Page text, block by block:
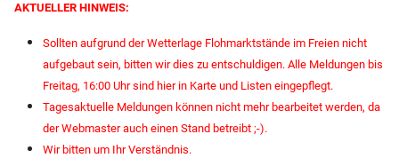
AKTUELLER HINWEIS:
Sollten aufgrund der Wetterlage Flohmarktstände im Freien nicht
aufgebaut sein, bitten wir dies zu entschuldigen. Alle Meldungen bis
Freitag, 16:00 Uhr sind hier in Karte und Listen eingepflegt.
Tagesaktuelle Meldungen können nicht mehr bearbeitet werden, da
der Webmaster auch einen Stand betreibt ;-).
Wir bitten um Ihr Verständnis.